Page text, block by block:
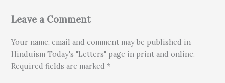
Leave a Comment
Your name, email and comment may be published in
Hinduism Today's "Letters" page in print and online.
Required fields are marked *